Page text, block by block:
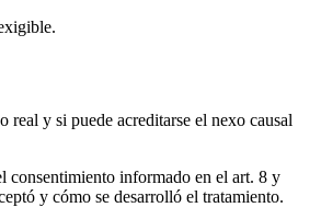
real y si puede acreditarse el nexo causal
consentimiento informado en el art. 8 y
y cómo se desarrolló el tratamiento.